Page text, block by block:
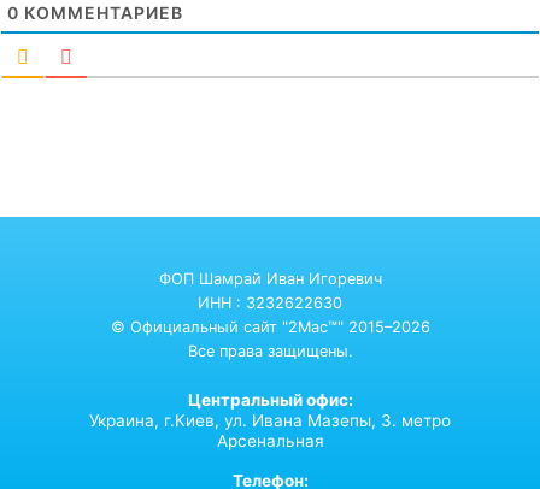
0 КОММЕНТАРИЕВ
ФОП Шамрай Иван Игоревич
ИНН : 3232622630
© Официальный сайт "2Mac™" 2015–2026
Все права защищены.
Центральный офис:
Украина, г.Киев, ул. Ивана Мазепы, 3. метро
Арсенальная
Телефон: